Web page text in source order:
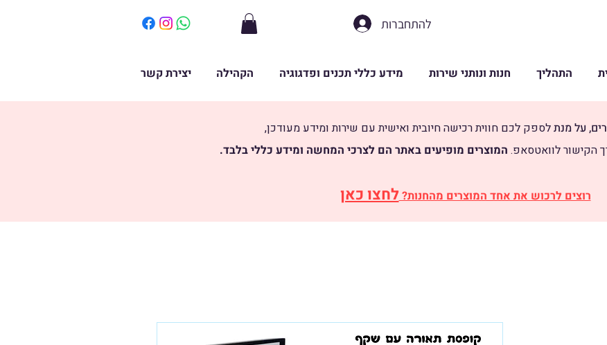
להתחברות
התהליך חנות ונותני שירות מידע כללי תכנים ופדגוגיה הקהילה יצירת קשר
על מנתלספק לכם חווית רכישה חיובית ואישית עם שירות ומידע מעודכן,
הקישור לוואטסאפ. המוצרים מופיעים באתר הם לצרכי המחשה ומידע כללי בלבד.
רוצים לרכוש את אחד המוצרים מהחנות?לחצו כאן